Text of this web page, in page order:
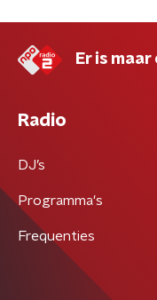
Er is maar
Radio
DJ’s
Programma's
Frequenties